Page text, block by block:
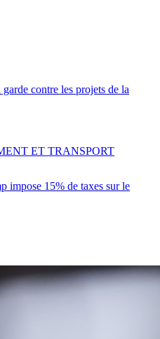
contre les projets de la
impose 15% de taxes sur le
ET TRANSPORT